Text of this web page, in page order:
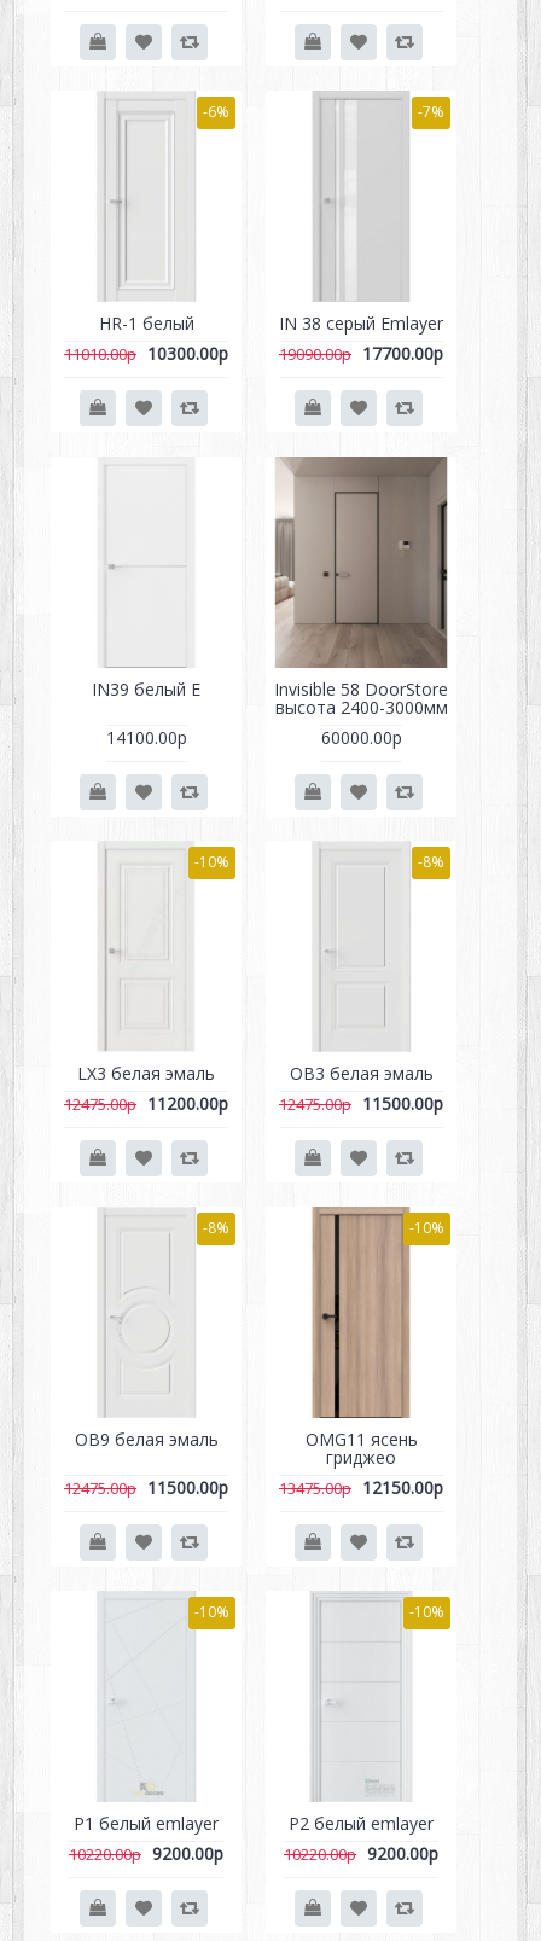
-6%
HR-1 белый
11010.00р 10300.00р
-7%
IN 38 серый Emlayer
19090.00р 17700.00р
IN39 белый Е
14100.00р
Invisible 58 DoorStore
высота 2400-3000мм
60000.00р
-10%
LX3 белая эмаль
12475.00р 11200.00р
-8%
OB3 белая эмаль
12475.00р 11500.00р
-8%
OB9 белая эмаль
12475.00р 11500.00р
-10%
OMG11 ясень
гриджео
13475.00р 12150.00р
-10%
P1 белый emlayer
10220.00р 9200.00р
-10%
P2 белый emlayer
10220.00р 9200.00р